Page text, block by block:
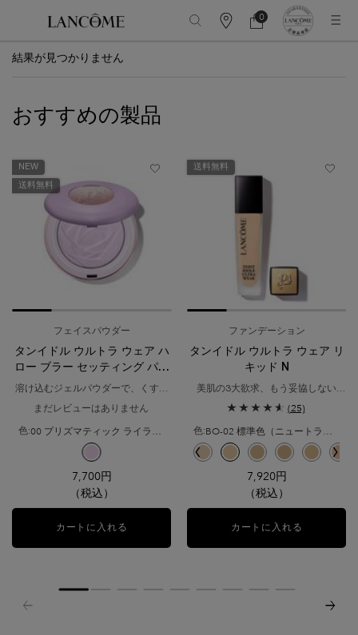
カ
カ
ー
0
0 カート内の製品
結果が見つかりません
おすすめの製品
NEW
送料無料
フェイスパウダー
タンイドル ウルトラ ウェア ハ
ロー ブラー セッティング パウ
ダー
溶け込むジェルパウダーで、くすみ
まだレビューはありません
色: 00 プリズマティック ライラック
選択済み
00 プリズマティック ライラック のカラー タンイドル ウル
7,700円
（税込）
カートに入れる タンイドル ウルトラ ウェア ハロー ブラー セッ
送料無料
ファンデーション
タンイドル ウルトラ ウェア リ
キッド N
美肌の3大欲求、もう妥協しない​
ファンデーション
(25)
色: BO-02 標準色（ニュートラルベースの少し明るいシェード）
色を選択してください {1} の場合
イエローベースの少し明るいシェード のカラー タンイドル ウルトラ ウェア リ
PO-01 ピンクオークルの明るいシェード のカラー タンイドル ウルトラ ウェア
O-03 イエローとオークルのバランスが取れた健康的な明るさのシェー
選択済み
商品バリエーションは在庫切れです, PO-02 ピンクオークルの少
選択済み
P-01 ピンクベースの少し明るいシェード のカラー タンイ
P-00 ピンクベースの明るいシェード のカラー タン
BO-01 ニュートラルベースの明るいシェード
選択済み
B-01 イエローベースの明るいシェード
選択済み
O-01 イエローとオークルのバラ
選択済み
BO-02 標準色（ニュートラ
選択済み
O-02 イエローとオー
選択済み
BO-03 ニュー
選択済み
BO-04
7,920円
（税込）
カートに入れる